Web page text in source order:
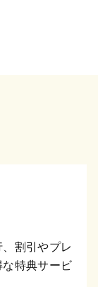
割引やプレ
特典サービ